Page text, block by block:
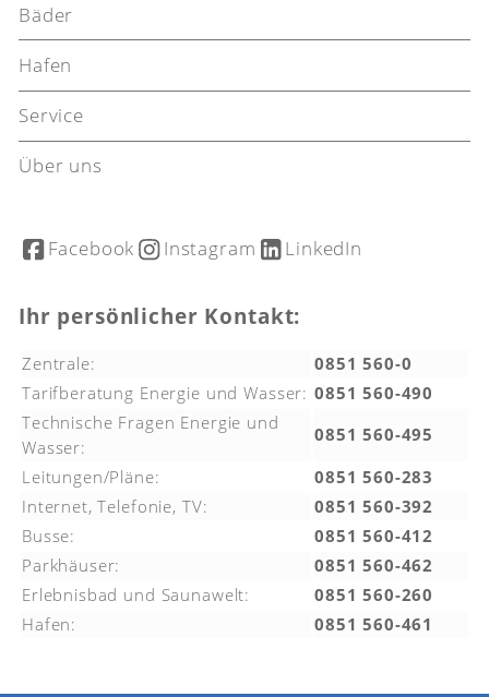
Bäder
Hafen
Service
Über uns
Facebook Instagram LinkedIn
Ihr persönlicher Kontakt:
Zentrale:
0851 560-0
Tarifberatung Energie und Wasser: 0851 560-490
Technische Fragen Energie und
Wasser:
0851 560-495
Leitungen/Pläne:
0851 560-283
Internet, Telefonie, TV:
0851 560-392
Busse:
0851 560-412
Parkhäuser:
0851 560-462
Erlebnisbad und Saunawelt:
0851 560-260
Hafen:
0851 560-461